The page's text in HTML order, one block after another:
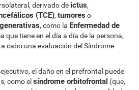
derivado de ictus,
(TCE),tumores o
, como la Enfermedad de
que tiene en el día a día de la persona,
cabo una evaluación del Síndrome
el daño en el prefrontal puede
como elsíndrome orbitofrontal (que,